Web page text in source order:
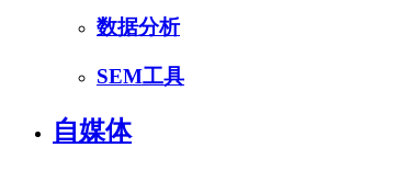
数据分析
SEM工具
自媒体